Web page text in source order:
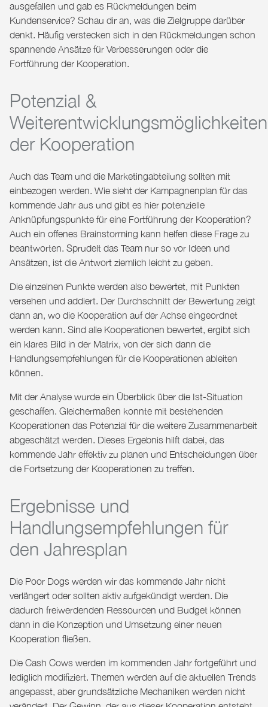
ausgefallen und gab es Rückmeldungen beim
Kundenservice? Schau dir an, was die Zielgruppe darüber
denkt. Häufig verstecken sich in den Rückmeldungen schon
spannende Ansätze für Verbesserungen oder die
Fortführung der Kooperation.
Potenzial &
Weiterentwicklungsmöglichkeiten
der Kooperation
Auch das Team und die Marketingabteilung sollten mit
einbezogen werden. Wie sieht der Kampagnenplan für das
kommende Jahr aus und gibt es hier potenzielle
Anknüpfungspunkte für eine Fortführung der Kooperation?
Auch ein offenes Brainstorming kann helfen diese Frage zu
beantworten. Sprudelt das Team nur so vor Ideen und
Ansätzen, ist die Antwort ziemlich leicht zu geben.
Die einzelnen Punkte werden also bewertet, mit Punkten
versehen und addiert. Der Durchschnitt der Bewertung zeigt
dann an, wo die Kooperation auf der Achse eingeordnet
werden kann. Sind alle Kooperationen bewertet, ergibt sich
ein klares Bild in der Matrix, von der sich dann die
Handlungsempfehlungen für die Kooperationen ableiten
können.
Mit der Analyse wurde ein Überblick über die Ist-Situation
geschaffen. Gleichermaßen konnte mit bestehenden
Kooperationen das Potenzial für die weitere Zusammenarbeit
abgeschätzt werden. Dieses Ergebnis hilft dabei, das
kommende Jahr effektiv zu planen und Entscheidungen über
die Fortsetzung der Kooperationen zu treffen.
Ergebnisse und
Handlungsempfehlungen für
den Jahresplan
Die Poor Dogs werden wir das kommende Jahr nicht
verlängert oder sollten aktiv aufgekündigt werden. Die
dadurch freiwerdenden Ressourcen und Budget können
dann in die Konzeption und Umsetzung einer neuen
Kooperation fließen.
Die Cash Cows werden im kommenden Jahr fortgeführt und
lediglich modifiziert. Themen werden auf die aktuellen Trends
angepasst, aber grundsätzliche Mechaniken werden nicht